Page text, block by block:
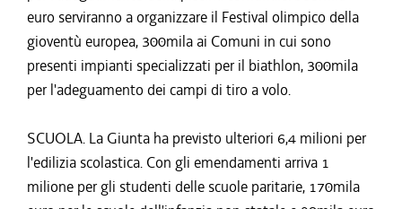
euro serviranno a organizzare il Festival olimpico della
gioventù europea, 300mila ai Comuni in cui sono
presenti impianti specializzati per il biathlon, 300mila
per l'adeguamento dei campi di tiro a volo.
SCUOLA. La Giunta ha previsto ulteriori 6,4 milioni per
l'edilizia scolastica. Con gli emendamenti arriva 1
milione per gli studenti delle scuole paritarie, 170mila